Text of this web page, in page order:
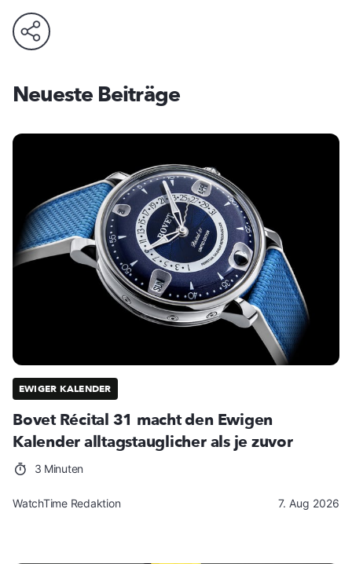
Neueste Beiträge
EWIGER KALENDER
Bovet Récital 31 macht den Ewigen
Kalender alltagstauglicher als je zuvor
3 Minuten
WatchTime Redaktion 7. Aug 2026